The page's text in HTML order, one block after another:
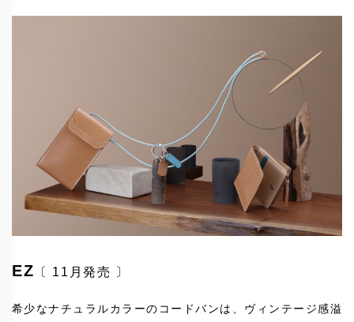
EZ 〔 11月発売 〕
希少なナチュラルカラーのコードバンは、ヴィンテージ感溢